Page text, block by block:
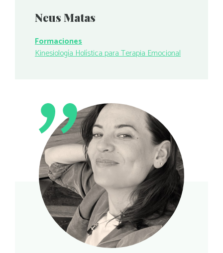
Neus Matas
Formaciones
Kinesiología Holística para Terapia Emocional